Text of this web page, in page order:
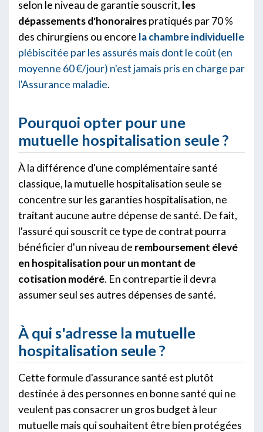
selon le niveau de garantie souscrit, les
dépassements d'honorairespratiqués par 70 %
des chirurgiens ou encore la chambre individuelle
plébiscitée par les assurés mais dont le coût (en
moyenne 60 €/jour) n'est jamais pris en charge par
l'Assurance maladie.
Pourquoi opter pour une
mutuelle hospitalisation seule ?
À la différence d'une complémentaire santé
classique, la mutuelle hospitalisation seule se
concentre sur les garanties hospitalisation, ne
traitant aucune autre dépense de santé. De fait,
l'assuré qui souscrit ce type de contrat pourra
bénéficier d'un niveau de remboursement élevé
en hospitalisation pour un montant de
cotisation modéré. En contrepartie il devra
assumer seul ses autres dépenses de santé.
À qui s'adresse la mutuelle
hospitalisation seule ?
Cette formule d'assurance santé est plutôt
destinée à des personnes en bonne santé qui ne
veulent pas consacrer un gros budget à leur
mutuelle mais qui souhaitent être bien protégées